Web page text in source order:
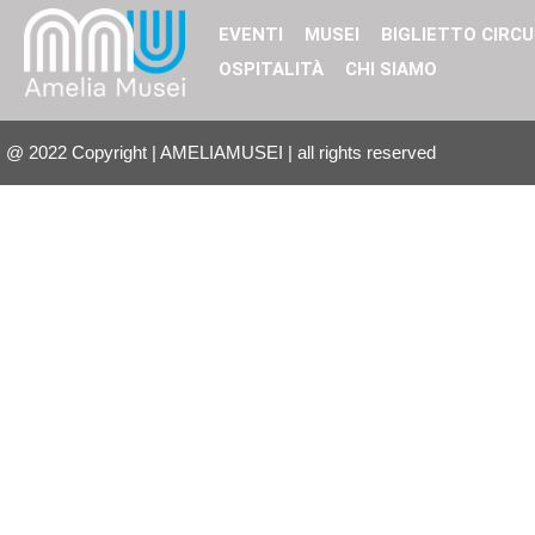
EVENTI MUSEI BIGLIETTO
OSPITALITÀ
CHI SIAMO
@ 2022 Copyright | AMELIAMUSEI | all rights reserved